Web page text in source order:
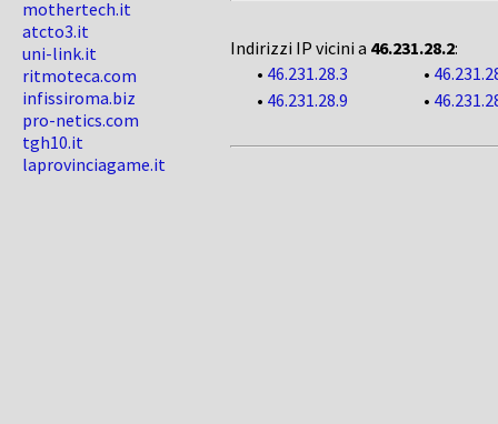
mothertech.it
atcto3.it
uni-link.it
ritmoteca.com
infissiroma.biz
pro-netics.com
tgh10.it
laprovinciagame.it
Indirizzi IP vicini a 46.231.28.2:
• 46.231.28.3 •
• 46.231.28.9 •